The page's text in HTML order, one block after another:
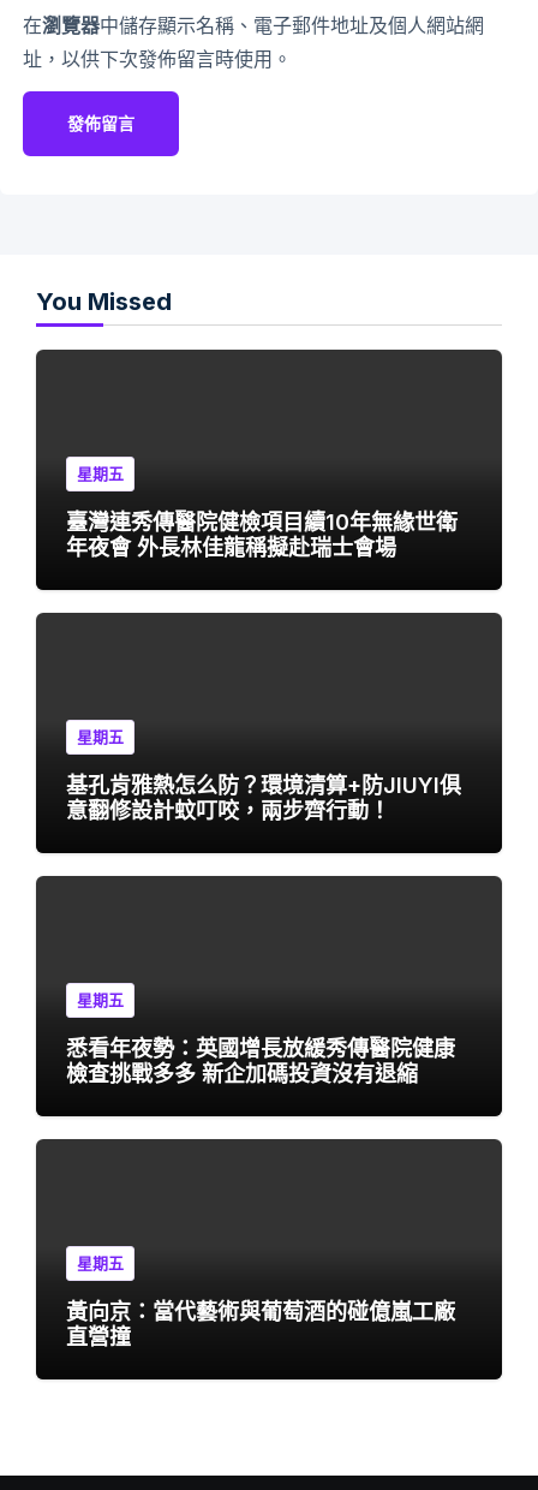
在瀏覽器中儲存顯示名稱、電子郵件地址及個人網站網
址，以供下次發佈留言時使用。
You Missed
星期五
臺灣連秀傳醫院健檢項目續10年無緣世衛
年夜會 外長林佳龍稱擬赴瑞士會場
星期五
基孔肯雅熱怎么防？環境清算+防JIUYI俱
意翻修設計蚊叮咬，兩步齊行動！
星期五
悉看年夜勢：英國增長放緩秀傳醫院健康
檢查挑戰多多 新企加碼投資沒有退縮
星期五
黃向京：當代藝術與葡萄酒的碰億嵐工廠
直營撞